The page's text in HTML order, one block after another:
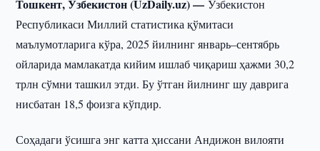
Тошкент, Ўзбекистон (UzDaily.uz) —Ўзбекистон
Республикаси Миллий статистика қўмитаси
маълумотларига кўра, 2025 йилнинг январь–сентябрь
ойларида мамлакатда кийим ишлаб чиқариш ҳажми 30,2
трлн сўмни ташкил этди. Бу ўтган йилнинг шу даврига
нисбатан 18,5 фоизга кўпдир.
Соҳадаги ўсишга энг катта ҳиссани Андижон вилояти